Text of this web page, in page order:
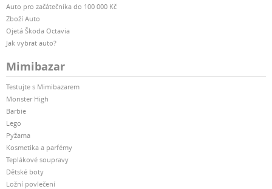
Auto pro začátečníka do 100 000 Kč
Zboží Auto
Ojetá Škoda Octavia
Jak vybrat auto?
Mimibazar
Testujte s Mimibazarem
Monster High
Barbie
Lego
Pyžama
Kosmetika a parfémy
Teplákové soupravy
Dětské boty
Ložní povlečení